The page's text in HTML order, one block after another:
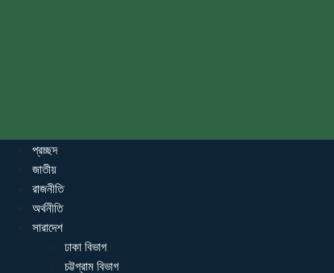
প্রচ্ছদ
জাতীয়
রাজনীতি
অর্থনীতি
সারাদেশ
ঢাকা বিভাগ
চট্টগ্রাম বিভাগ